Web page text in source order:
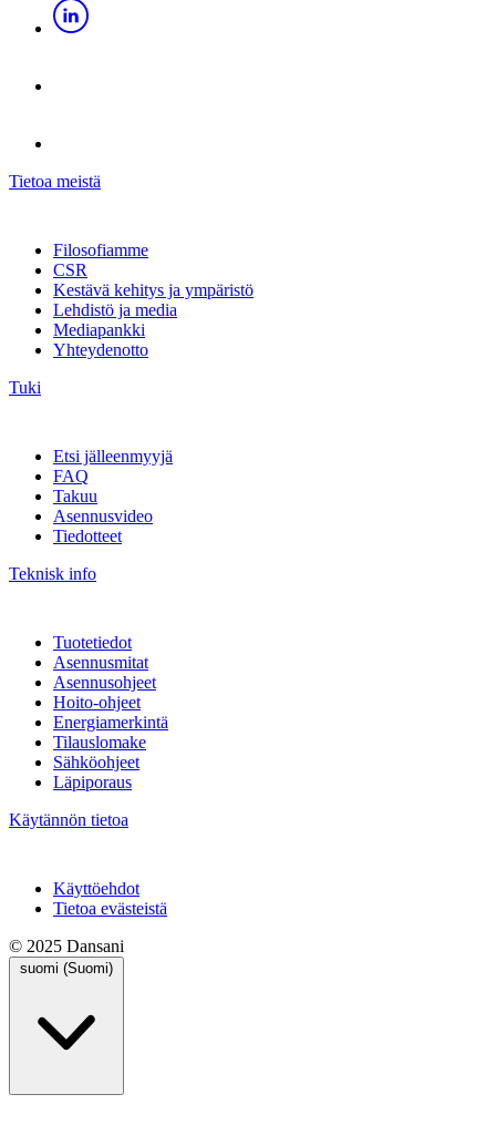
Tietoa meistä
Filosofiamme
CSR
Kestävä kehitys ja ympäristö
Lehdistö ja media
Mediapankki
Yhteydenotto
Tuki
Etsi jälleenmyyjä
FAQ
Takuu
Asennusvideo
Tiedotteet
Teknisk info
Tuotetiedot
Asennusmitat
Asennusohjeet
Hoito-ohjeet
Energiamerkintä
Tilauslomake
Sähköohjeet
Läpiporaus
Käytännön tietoa
Käyttöehdot
Tietoa evästeistä
© 2025 Dansani
suomi (Suomi)